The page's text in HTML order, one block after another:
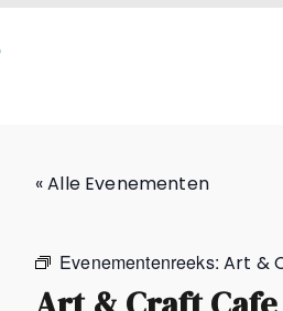
Cafe
« Alle Evenementen
Evenementenreeks:Art &